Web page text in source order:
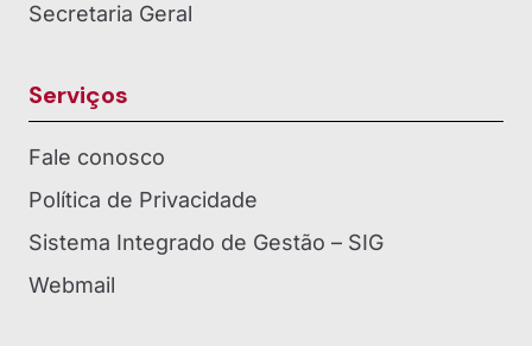
Secretaria Geral
Serviços
Fale conosco
Política de Privacidade
Sistema Integrado de Gestão – SIG
Webmail